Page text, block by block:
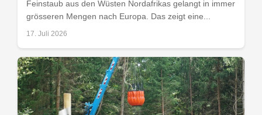
Feinstaub aus den Wüsten Nordafrikas gelangt in immer
grösseren Mengen nach Europa. Das zeigt eine...
17. Juli 2026